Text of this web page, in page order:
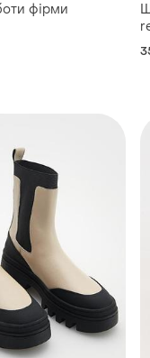
фірми